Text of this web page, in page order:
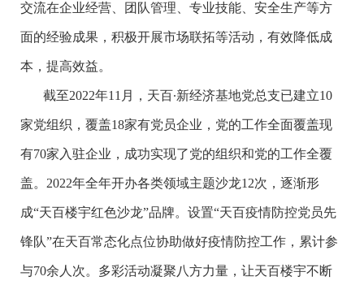
交流在企业经营、团队管理、专业技能、安全生产等方
面的经验成果，积极开展市场联拓等活动，有效降低成
本，提高效益。
截至2022年11月，天百∙新经济基地党总支已建立10
家党组织，覆盖18家有党员企业，党的工作全面覆盖现
有70家入驻企业，成功实现了党的组织和党的工作全覆
盖。2022年全年开办各类领域主题沙龙12次，逐渐形
成“天百楼宇红色沙龙”品牌。设置“天百疫情防控党员先
锋队”在天百常态化点位协助做好疫情防控工作，累计参
与70余人次。多彩活动凝聚八方力量，让天百楼宇不断